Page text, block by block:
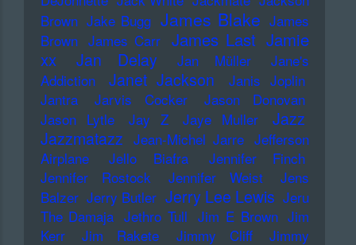
Brown Jake Bugg James Blake James
Brown James Carr James Last Jamie
xx
Jan Delay Jan Müller
Jane's
Addiction
Janet Jackson
Janis Joplin
Jantra
Jarvis Cocker
Jason Donovan
Jason Lytle
Jay Z Jaye Muller
Jazz
Jazzmatazz Jean-Michel Jarre Jefferson
Airplane
Jello Biafra
Jennifer Finch
Jennifer Rostock
Jennifer Weist
Jens
Balzer Jerry Butler Jerry Lee Lewis Jeru
The Damaja Jethro Tull Jim E Brown Jim
Kerr
Jim Rakete Jimmy Cliff
Jimmy